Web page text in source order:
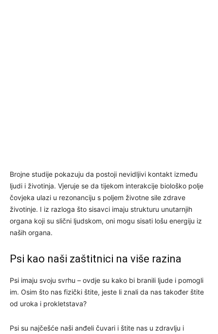
Brojne studije pokazuju da postoji nevidljivi kontakt između
ljudi i životinja. Vjeruje se da tijekom interakcije biološko polje
čovjeka ulazi u rezonanciju s poljem životne sile zdrave
životinje. I iz razloga što sisavci imaju strukturu unutarnjih
organa koji su slični ljudskom, oni mogu sisati lošu energiju iz
naših organa.
Psi kao naši zaštitnici na više razina
Psi imaju svoju svrhu – ovdje su kako bi branili ljude i pomogli
im. Osim što nas fizički štite, jeste li znali da nas također štite
od uroka i prokletstava?
Psi su najčešće naši anđeli čuvari i štite nas u zdravlju i